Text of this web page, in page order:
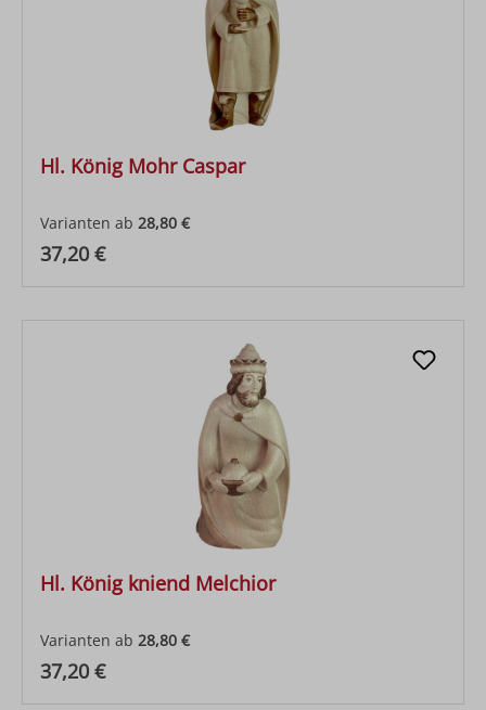
Hl. König Mohr Caspar
Varianten ab 28,80 €
Regulärer Preis:
37,20 €
Hl. König kniend Melchior
Varianten ab 28,80 €
Regulärer Preis:
37,20 €